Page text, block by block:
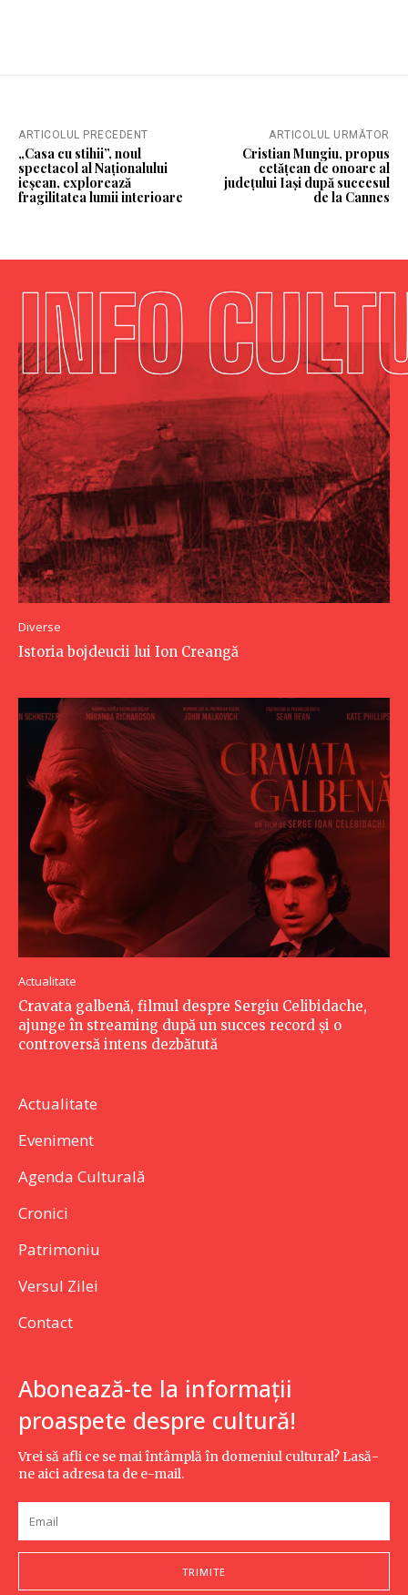
ARTICOLUL PRECEDENT
„Casa cu stihii”, noul
spectacol al Naționalului
ieșean, explorează
fragilitatea lumii interioare
ARTICOLUL URMĂTOR
Cristian Mungiu, propus
cetățean de onoare al
județului Iași după succesul
de la Cannes
Diverse
Istoria bojdeucii lui Ion Creangă
Actualitate
Cravata galbenă, filmul despre Sergiu Celibidache,
ajunge în streaming după un succes record și o
controversă intens dezbătută
Actualitate
Eveniment
Agenda Culturală
Cronici
Patrimoniu
Versul Zilei
Contact
Abonează-te la informații
proaspete despre cultură!
Vrei să afli ce se mai întâmplă în domeniul cultural? Lasă-
ne aici adresa ta de e-mail.
TRIMITE